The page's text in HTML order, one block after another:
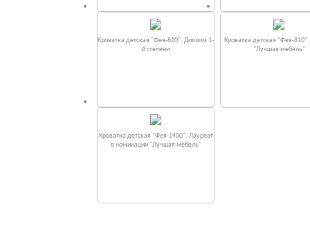
Кроватка детская "Фея-810". Диплом 1-
й степени
Кроватка детская "Фея-
"Лучшая мебель"
Кроватка детская "Фея-1400". Лауреат
в номинации "Лучшая мебель"